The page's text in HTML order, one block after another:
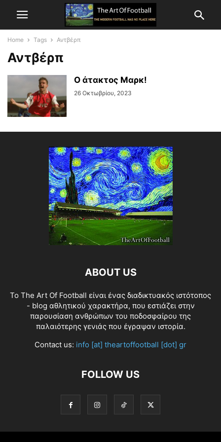
Home Tags Αντβέρπ
Αντβέρπ
Ο άτακτος Μαρκ!
26 Οκτωβρίου, 2023
ABOUT US
Το The Art Of Football είναι ένας διαδικτυακός ιστότοπος
- blog αθλητικού χαρακτήρα, που εστιάζει στην
παρουσίαση ανθρώπων του ποδοσφαίρου της
παλαιότερης γενιάς που έγραψαν ιστορία.
Contact us: info [at] theartoffootball [dot] gr
FOLLOW US